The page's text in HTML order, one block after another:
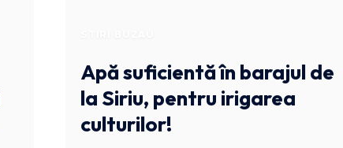
Apă suficientă în barajul de
la Siriu, pentru irigarea
culturilor!